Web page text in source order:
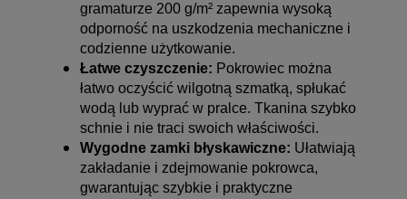
gramaturze 200 g/m² zapewnia wysoką
odporność na uszkodzenia mechaniczne i
codzienne użytkowanie.
Łatwe czyszczenie: Pokrowiec można
łatwo oczyścić wilgotną szmatką, spłukać
wodą lub wyprać w pralce. Tkanina szybko
schnie i nie traci swoich właściwości.
Wygodne zamki błyskawiczne: Ułatwiają
zakładanie i zdejmowanie pokrowca,
gwarantując szybkie i praktyczne